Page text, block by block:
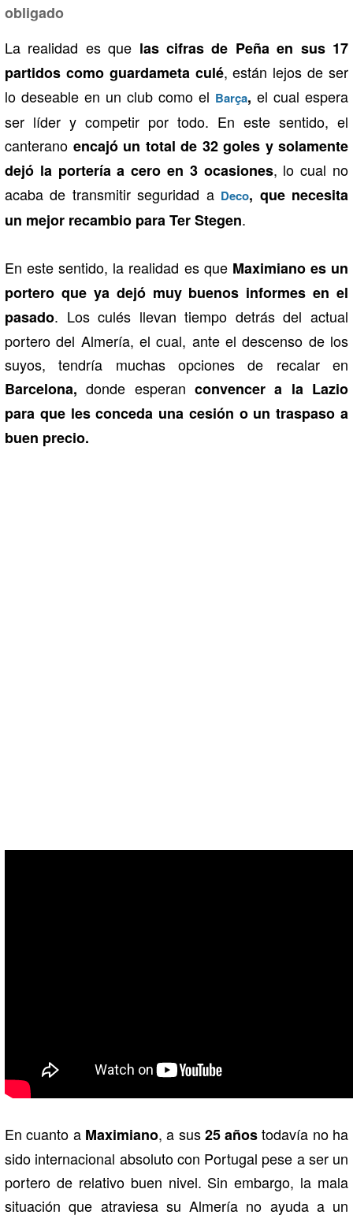
obligado
La realidad es que las cifras de Peña en sus 17
partidos como guardameta culé, están lejos de ser
lo deseable en un club como el Barça, el cual espera
ser líder y competir por todo. En este sentido, el
canterano encajó un total de 32 goles y solamente
dejó la portería a cero en 3 ocasiones, lo cual no
acaba de transmitir seguridad a Deco, que necesita
un mejor recambio para Ter Stegen.
En este sentido, la realidad es que Maximiano es un
portero que ya dejó muy buenos informes en el
pasado. Los culés llevan tiempo detrás del actual
portero del Almería, el cual, ante el descenso de los
suyos, tendría muchas opciones de recalar en
Barcelona, donde esperan convencer a la Lazio
para que les conceda una cesión o un traspaso a
buen precio.
En cuanto a Maximiano, a sus25 añostodavía no ha
sido internacional absoluto con Portugal pese a ser un
portero de relativo buen nivel. Sin embargo, la mala
situación que atraviesa su Almería no ayuda a un